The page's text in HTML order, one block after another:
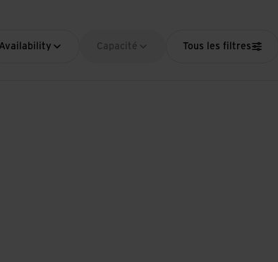
Availability Capacité Tous les filtres